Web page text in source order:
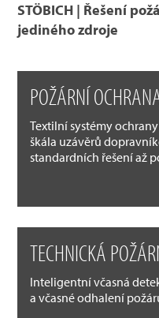
STÖBICH | Řešení
jediného zdroje
POŽÁRNÍ
Textilní systémy
škála uzávěrů
standardních řešení až
TECHNICKÁ
Inteligentní včasná
a včasné odhalení